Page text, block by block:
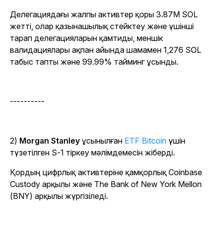
Делегациядағы жалпы активтер қоры 3.87M SOL
жетті, олар қазынашылық стейктеу және үшінші
тарап делегацияларын қамтиды, меншік
валидациялары ақпан айында шамамен 1,276 SOL
табыс тапты және 99.99% тайминг ұсынды.
----------
2) Morgan Stanley ұсынылған ETF Bitcoin үшін
түзетілген S-1 тіркеу мәлімдемесін жіберді.
Қордың цифрлық активтеріне қамқорлық Coinbase
Custody арқылы және The Bank of New York Mellon
(BNY) арқылы жүргізіледі.